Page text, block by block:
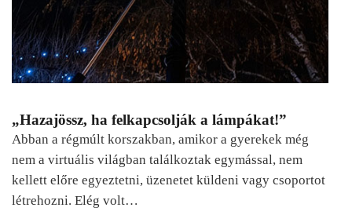
„Hazajössz, ha felkapcsolják a lámpákat!”
Abban a régmúlt korszakban, amikor a gyerekek még
nem a virtuális világban találkoztak egymással, nem
kellett előre egyeztetni, üzenetet küldeni vagy csoportot
létrehozni. Elég volt…